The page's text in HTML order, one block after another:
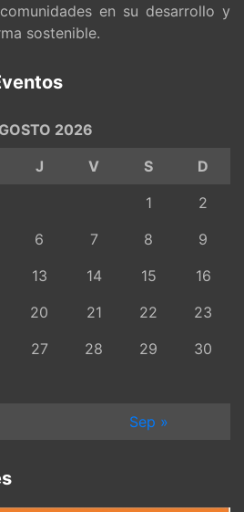
en su desarrollo y
sostenible.
2026
J V S
D
1
2
6 7 8
9
13 14 15
16
20 21 22
23
27 28 29
30
Sep »